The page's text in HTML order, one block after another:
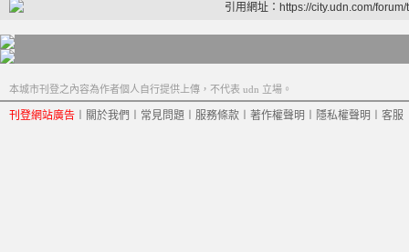
引用網址：https://city.udn.com/
本城市刊登之內容為作者個人自行提供上傳，不代表 udn 立場。
刊登網站廣告 關於我們 常見問題 服務條款 著作權聲明 隱私權聲明 客服